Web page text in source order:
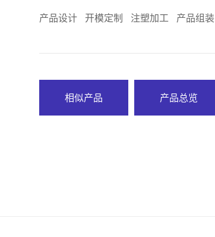
产品设计 开模定制 注塑加工 产品组装
相似产品 产品总览